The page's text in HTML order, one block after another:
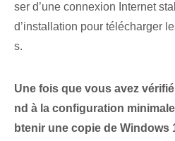
ser d’une connexion Internet
d’installation pour télécharger
s.
Une fois que vous avez
nd à la configuration
btenir une copie de Windows